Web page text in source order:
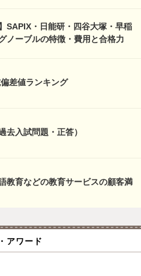
SAPIX・日能研・四谷大塚・早稲
ノーブルの特徴・費用と合格力
差値ランキング
去入試問題・正答）
教育などの教育サービスの顧客満
アワード